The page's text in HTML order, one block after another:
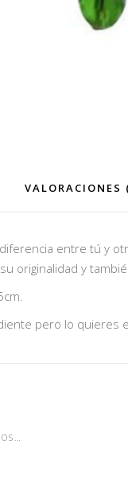
VALORACIONES
entre tú y
originalidad y
pero lo quieres